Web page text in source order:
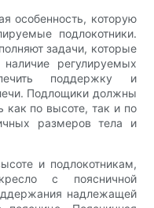
особенность, которую
подлокотники.
задачи, которые
регулируемых
поддержку и
Подлощики должны
как по высоте, так и по
размеров тела и
и подлокотникам,
с поясничной
надлежащей